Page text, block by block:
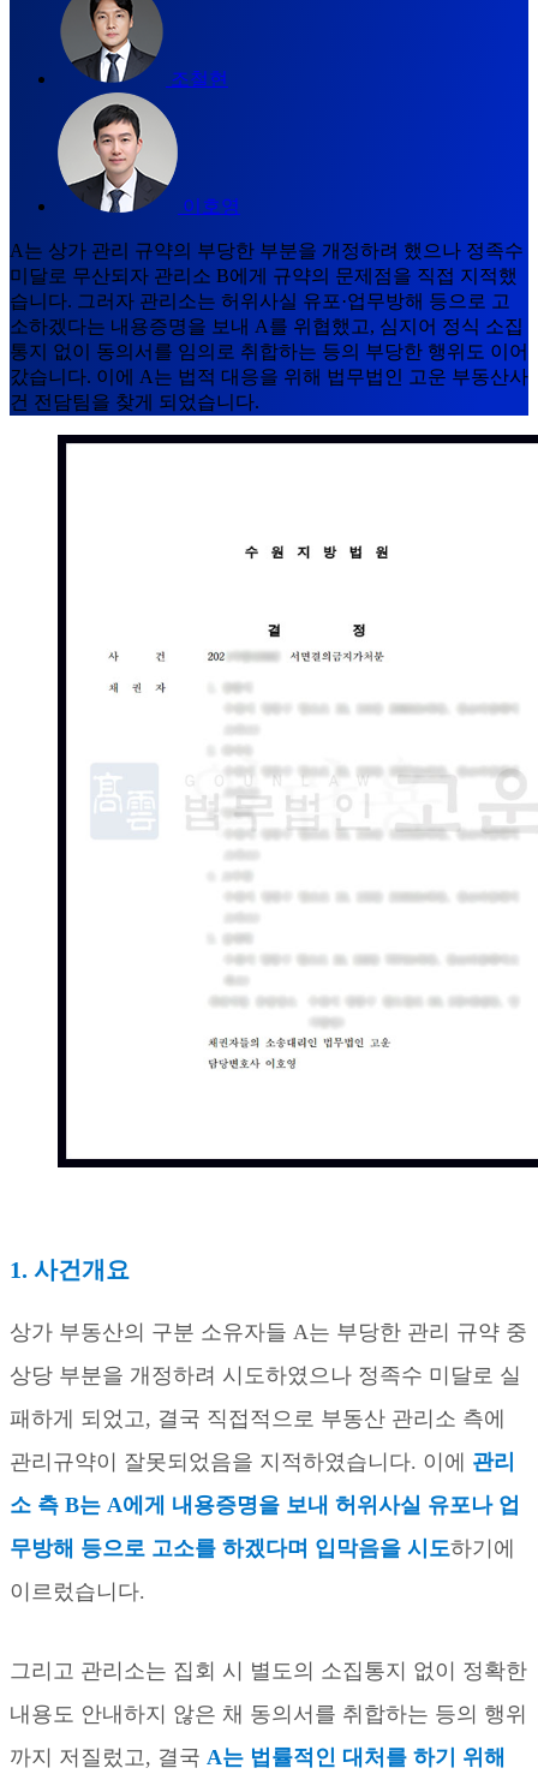
조철현
이호영
A는 상가 관리 규약의 부당한 부분을 개정하려 했으나 정족수
미달로 무산되자 관리소 B에게 규약의 문제점을 직접 지적했
습니다. 그러자 관리소는 허위사실 유포·업무방해 등으로 고
소하겠다는 내용증명을 보내 A를 위협했고, 심지어 정식 소집
통지 없이 동의서를 임의로 취합하는 등의 부당한 행위도 이어
갔습니다. 이에 A는 법적 대응을 위해 법무법인 고운 부동산사
건 전담팀을 찾게 되었습니다.
1. 사건개요
상가 부동산의 구분 소유자들 A는 부당한 관리 규약 중
상당 부분을 개정하려 시도하였으나 정족수 미달로 실
패하게 되었고, 결국 직접적으로 부동산 관리소 측에
관리규약이 잘못되었음을 지적하였습니다. 이에 관리
소 측 B는 A에게 내용증명을 보내 허위사실 유포나 업
무방해 등으로 고소를 하겠다며 입막음을 시도하기에
이르렀습니다.
그리고 관리소는 집회 시 별도의 소집통지 없이 정확한
내용도 안내하지 않은 채 동의서를 취합하는 등의 행위
까지 저질렀고, 결국 A는 법률적인 대처를 하기 위해